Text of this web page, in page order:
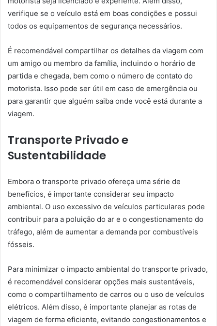
verifique se o veículo está em boas condições e possui
todos os equipamentos de segurança necessários.
É recomendável compartilhar os detalhes da viagem com
um amigo ou membro da família, incluindo o horário de
partida e chegada, bem como o número de contato do
motorista. Isso pode ser útil em caso de emergência ou
para garantir que alguém saiba onde você está durante a
viagem.
Transporte Privado e
Sustentabilidade
Embora o transporte privado ofereça uma série de
benefícios, é importante considerar seu impacto
ambiental. O uso excessivo de veículos particulares pode
contribuir para a poluição do ar e o congestionamento do
tráfego, além de aumentar a demanda por combustíveis
fósseis.
Para minimizar o impacto ambiental do transporte privado,
é recomendável considerar opções mais sustentáveis,
como o compartilhamento de carros ou o uso de veículos
elétricos. Além disso, é importante planejar as rotas de
viagem de forma eficiente, evitando congestionamentos e